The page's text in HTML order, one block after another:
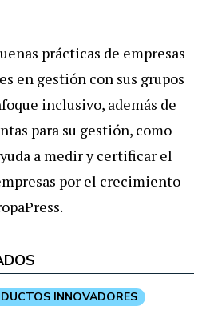
prácticas de empresas
en gestión con sus grupos
inclusivo, además de
para su gestión, como
a medir y certificar el
por el crecimiento
INNOVADORES